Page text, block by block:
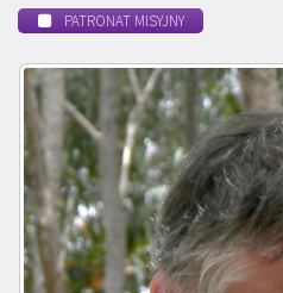
PATRONAT MISYJNY